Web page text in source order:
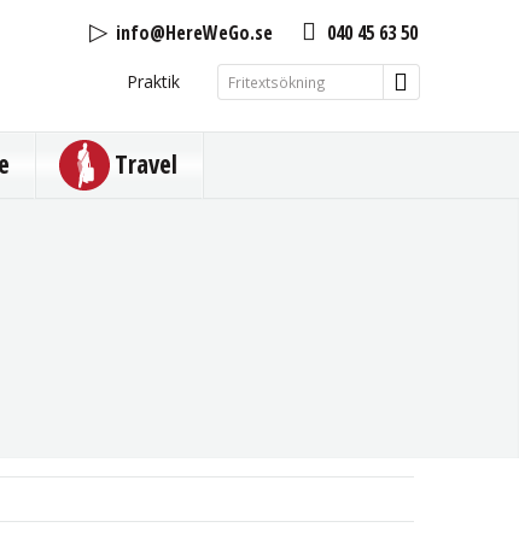
040 45 63 50
info@HereWeGo.se
Praktik
Travel